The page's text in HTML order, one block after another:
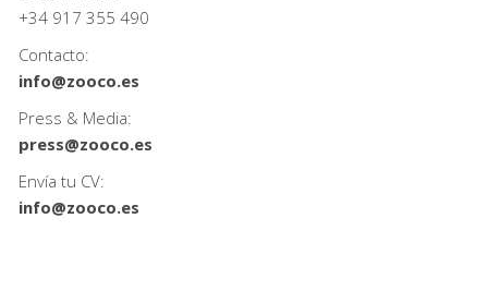
+34 917 355 490
Contacto:
info@zooco.es
Press & Media:
press@zooco.es
Envía tu CV:
info@zooco.es